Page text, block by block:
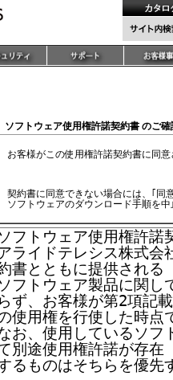
ソフトウェア使用権許諾契約書 の
お客様がこの使用権許諾契約書に同
契約書に同意できない場合には、｢同
ソフトウェアのダウンロード手順を